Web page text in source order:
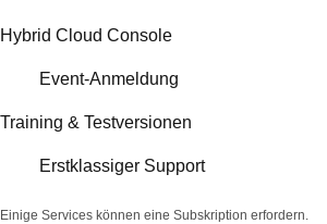
Hybrid Cloud Console
Event-Anmeldung
Training & Testversionen
Erstklassiger Support
Einige Services können eine Subskription erfordern.